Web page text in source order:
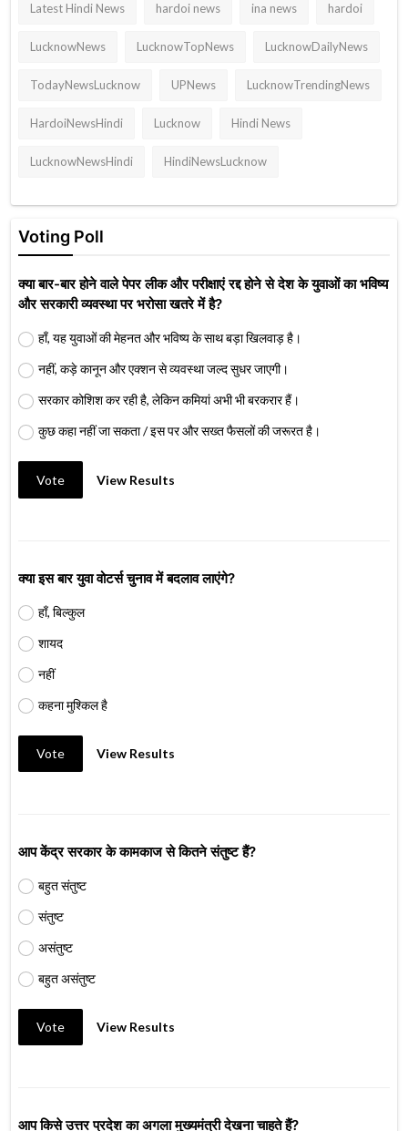
Latest Hindi News hardoi news ina news hardoi
LucknowNews LucknowTopNews LucknowDailyNews
TodayNewsLucknow UPNews LucknowTrendingNews
HardoiNewsHindi Lucknow Hindi News
LucknowNewsHindi HindiNewsLucknow
Voting Poll
क्या बार-बार होने वाले पेपर लीक और परीक्षाएं रद्द होने से देश के युवाओं का भविष्य
और सरकारी व्यवस्था पर भरोसा खतरे में है?
हाँ, यह युवाओं की मेहनत और भविष्य के साथ बड़ा खिलवाड़ है।
नहीं, कड़े कानून और एक्शन से व्यवस्था जल्द सुधर जाएगी।
सरकार कोशिश कर रही है, लेकिन कमियां अभी भी बरकरार हैं।
कुछ कहा नहीं जा सकता / इस पर और सख्त फैसलों की जरूरत है।
Vote View Results
क्या इस बार युवा वोटर्स चुनाव में बदलाव लाएंगे?
हाँ, बिल्कुल
शायद
नहीं
कहना मुश्किल है
Vote View Results
आप केंद्र सरकार के कामकाज से कितने संतुष्ट हैं?
बहुत संतुष्ट
संतुष्ट
असंतुष्ट
बहुत असंतुष्ट
Vote View Results
आप किसे उत्तर प्रदेश का अगला मुख्यमंत्री देखना चाहते हैं?